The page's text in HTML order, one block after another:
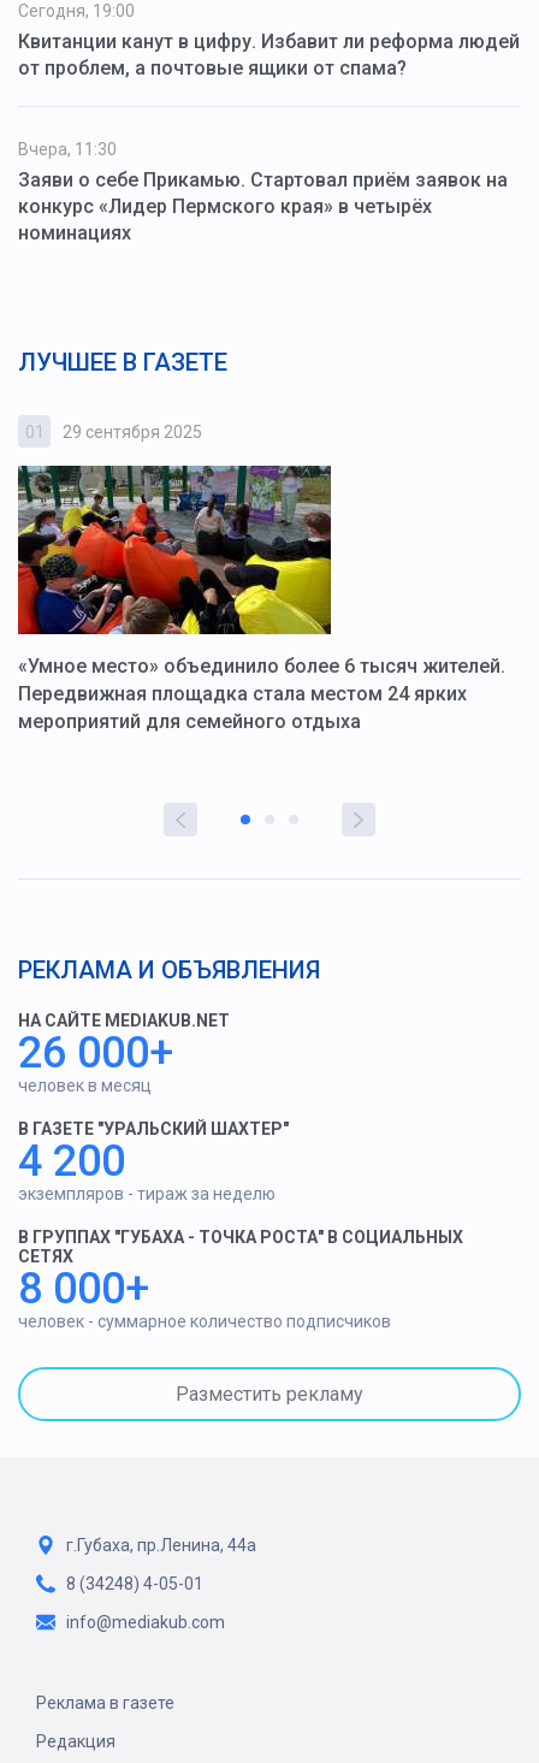
Сегодня, 19:00
Квитанции канут в цифру. Избавит ли реформа людей
от проблем, а почтовые ящики от спама?
Вчера, 11:30
Заяви о себе Прикамью. Стартовал приём заявок на
конкурс «Лидер Пермского края» в четырёх
номинациях
ЛУЧШЕЕ В ГАЗЕТЕ
01 29 сентября 2025
«Умное место» объединило более 6 тысяч жителей.
Передвижная площадка стала местом 24 ярких
мероприятий для семейного отдыха
РЕКЛАМА И ОБЪЯВЛЕНИЯ
НА САЙТЕ MEDIAKUB.NET
26 000+
человек в месяц
В ГАЗЕТЕ "УРАЛЬСКИЙ ШАХТЕР"
4 200
экземпляров - тираж за неделю
В ГРУППАХ "ГУБАХА - ТОЧКА РОСТА" В СОЦИАЛЬНЫХ
СЕТЯХ
8 000+
человек - суммарное количество подписчиков
Разместить рекламу
г.Губаха, пр.Ленина, 44а
8 (34248) 4-05-01
info@mediakub.com
Реклама в газете
Редакция